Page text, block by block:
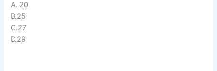
A. 20
B.25
C.27
D.29